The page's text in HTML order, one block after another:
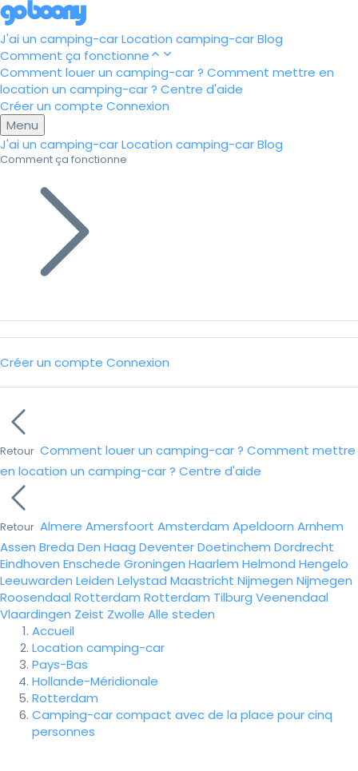
J'ai un camping-carLocation camping-carBlog
Comment ça fonctionne
Comment louer un camping-car ? Comment mettre en
location un camping-car ? Centre d'aide
Créer un compte Connexion
Menu
J'ai un camping-carLocation camping-carBlog
Comment ça fonctionne
Créer un compte Connexion
Retour Comment louer un camping-car ? Comment mettre
en location un camping-car ? Centre d'aide
Retour Almere Amersfoort Amsterdam Apeldoorn Arnhem
Assen Breda Den Haag DeventerDoetinchem Dordrecht
Eindhoven Enschede Groningen Haarlem Helmond Hengelo
Leeuwarden Leiden Lelystad Maastricht Nijmegen Nijmegen
Roosendaal Rotterdam Rotterdam Tilburg Veenendaal
Vlaardingen Zeist Zwolle Alle steden
Accueil
Location camping-car
Pays-Bas
Hollande-Méridionale
Rotterdam
Camping-car compact avec de la place pour cinq
personnes